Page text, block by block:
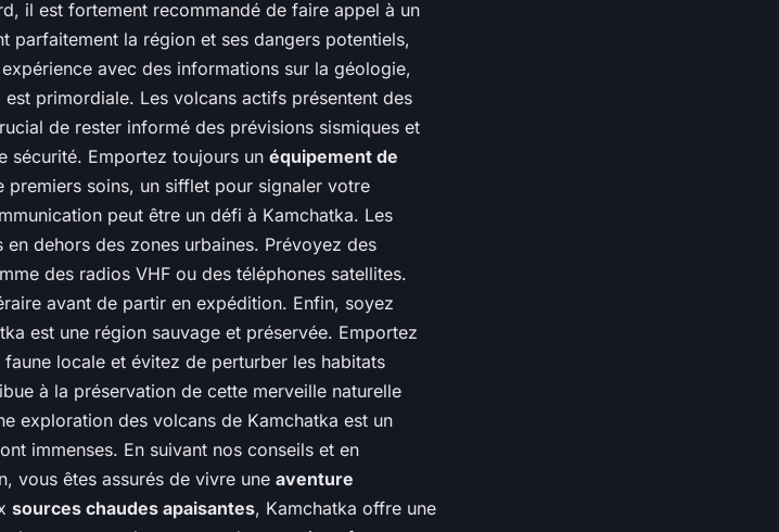
il est fortement recommandé de faire appel à un
parfaitement la région et ses dangers potentiels,
avec des informations sur la géologie,
est primordiale. Les volcans actifs présentent des
de rester informé des prévisions sismiques et
sécurité. Emportez toujours un équipement de
soins, un sifflet pour signaler votre
peut être un défi à Kamchatka. Les
en dehors des zones urbaines. Prévoyez des
des radios VHF ou des téléphones satellites.
avant de partir en expédition. Enfin, soyez
est une région sauvage et préservée. Emportez
locale et évitez de perturber les habitats
à la préservation de cette merveille naturelle
exploration des volcans de Kamchatka est un
immenses. En suivant nos conseils et en
vous êtes assurés de vivre une aventure
sources chaudes apaisantes, Kamchatka offre une